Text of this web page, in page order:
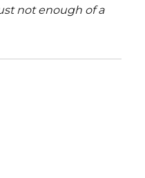
not enough of a